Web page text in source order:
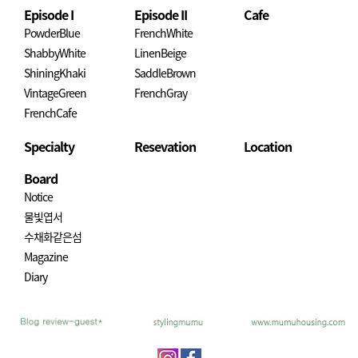
Episode I
PowderBlue
ShabbyWhite
ShiningKhaki
VintageGreen
FrenchCafe
Episode II
FrenchWhite
LinenBeige
SaddleBrown
FrenchGray
Cafe
Specialty Resevation
Location
Board
Notice
물빛엽서
수채화같은섬
Magazine
Diary